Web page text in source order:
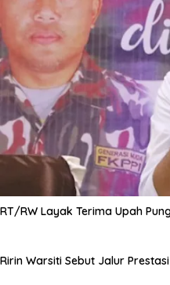
RT/RW Layak Terima Upah
Ririn Warsiti Sebut Jalur